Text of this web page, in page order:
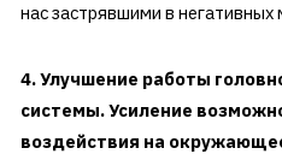
нас застрявшими в
4. Улучшение работы
системы. Усиление
воздействия на